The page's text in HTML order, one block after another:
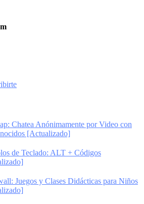
Chatea Anónimamente por Video con
[Actualizado]
de Teclado: ALT + Códigos
Juegos y Clases Didácticas para Niños